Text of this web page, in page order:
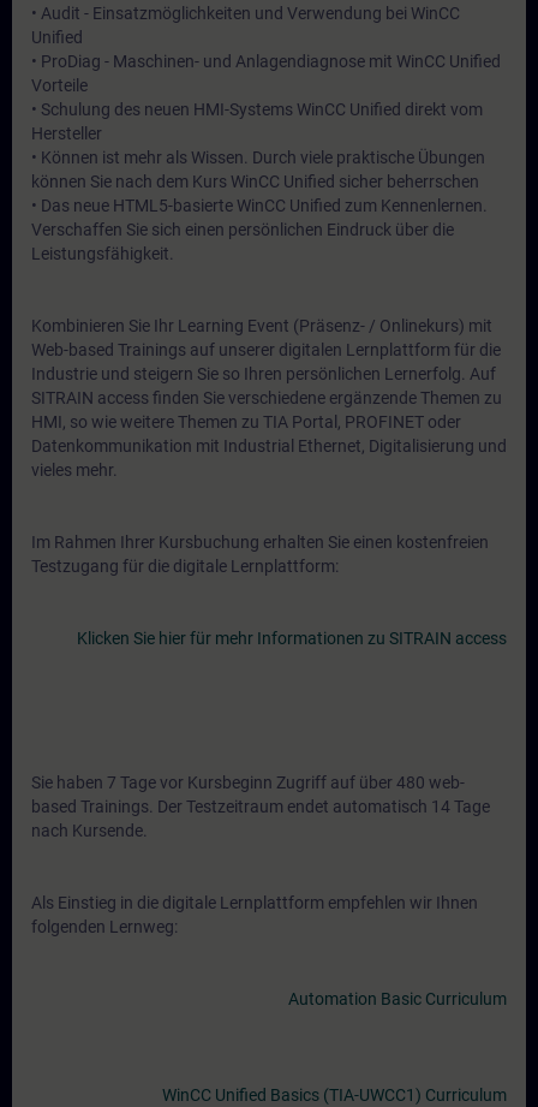
• Audit - Einsatzmöglichkeiten und Verwendung bei WinCC
Unified
• ProDiag - Maschinen- und Anlagendiagnose mit WinCC Unified
Vorteile
• Schulung des neuen HMI-Systems WinCC Unified direkt vom
Hersteller
• Können ist mehr als Wissen. Durch viele praktische Übungen
können Sie nach dem Kurs WinCC Unified sicher beherrschen
• Das neue HTML5-basierte WinCC Unified zum Kennenlernen.
Verschaffen Sie sich einen persönlichen Eindruck über die
Leistungsfähigkeit.
Kombinieren Sie Ihr Learning Event (Präsenz- / Onlinekurs) mit
Web-based Trainings auf unserer digitalen Lernplattform für die
Industrie und steigern Sie so Ihren persönlichen Lernerfolg. Auf
SITRAIN access finden Sie verschiedene ergänzende Themen zu
HMI, so wie weitere Themen zu TIA Portal, PROFINET oder
Datenkommunikation mit Industrial Ethernet, Digitalisierung und
vieles mehr.
Im Rahmen Ihrer Kursbuchung erhalten Sie einen kostenfreien
Testzugang für die digitale Lernplattform:
Klicken Sie hier für mehr Informationen zu SITRAIN access
Sie haben 7 Tage vor Kursbeginn Zugriff auf über 480 web-
based Trainings. Der Testzeitraum endet automatisch 14 Tage
nach Kursende.
Als Einstieg in die digitale Lernplattform empfehlen wir Ihnen
folgenden Lernweg:
Automation Basic Curriculum
WinCC Unified Basics (TIA-UWCC1) Curriculum